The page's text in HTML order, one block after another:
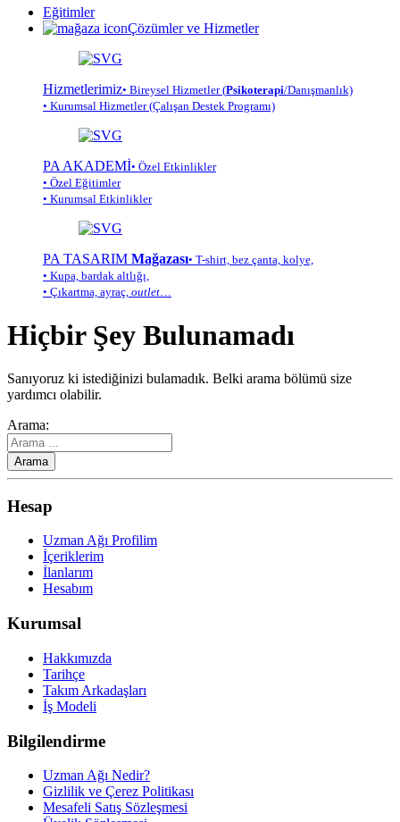
Eğitimler
Çözümler ve Hizmetler
Hizmetlerimiz• Bireysel Hizmetler (Psikoterapi/Danışmanlık)
• Kurumsal Hizmetler (Çalışan Destek Programı)
PA AKADEMİ• Özel Etkinlikler
• Özel Eğitimler
• Kurumsal Etkinlikler
PA TASARIM Mağazası• T-shirt, bez çanta, kolye,
• Kupa, bardak altlığı,
• Çıkartma, ayraç, outlet…
Hiçbir Şey Bulunamadı
Sanıyoruz ki istediğinizi bulamadık. Belki arama bölümü size
yardımcı olabilir.
Arama:
Hesap
Uzman Ağı Profilim
İçeriklerim
İlanlarım
Hesabım
Kurumsal
Hakkımızda
Tarihçe
Takım Arkadaşları
İş Modeli
Bilgilendirme
Uzman Ağı Nedir?
Gizlilik ve Çerez Politikası
Mesafeli Satış Sözleşmesi